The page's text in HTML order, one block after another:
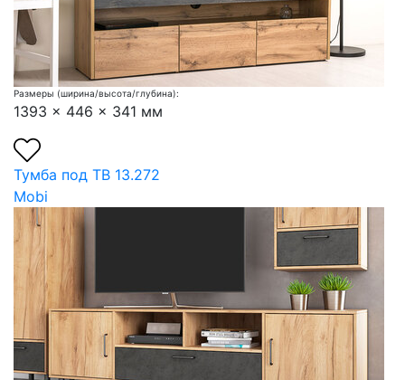
Размеры (ширина/высота/глубина):
1393 x 446 x 341 мм
Тумба под ТВ 13.272
Mobi